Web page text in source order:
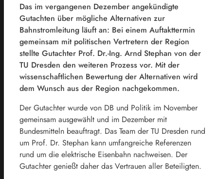
Das im vergangenen Dezember angekündigte
Gutachten über mögliche Alternativen zur
Bahnstromleitung läuft an: Bei einem Auftakttermin
gemeinsam mit politischen Vertretern der Region
stellte Gutachter Prof. Dr.-Ing. Arnd Stephan von der
TU Dresden den weiteren Prozess vor. Mit der
wissenschaftlichen Bewertung der Alternativen wird
dem Wunsch aus der Region nachgekommen.
Der Gutachter wurde von DB und Politik im November
gemeinsam ausgewählt und im Dezember mit
Bundesmitteln beauftragt. Das Team der TU Dresden rund
um Prof. Dr. Stephan kann umfangreiche Referenzen
rund um die elektrische Eisenbahn nachweisen. Der
Gutachter genießt daher das Vertrauen aller Beteiligten.